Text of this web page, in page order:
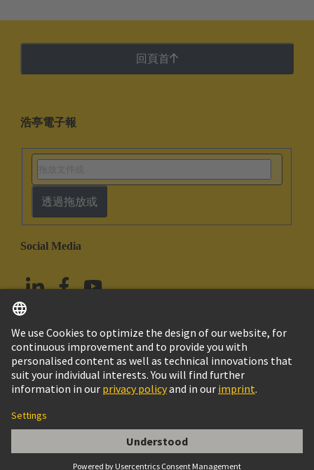
Han 16 ES-F
回頁首
浩亭電子報
透過拖放或
Social Media
中國香港 繁体中文
© HARTING浩亭技術集團
Cookie政策使用條款客戶資料